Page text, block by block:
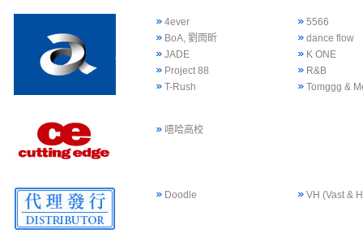
4ever
5566
BoA, 劉雨昕
dance flow
JADE
K ONE
Project 88
R&B
T-Rush
Tomggg &
嘻哈高校
Doodle VH (Vast &